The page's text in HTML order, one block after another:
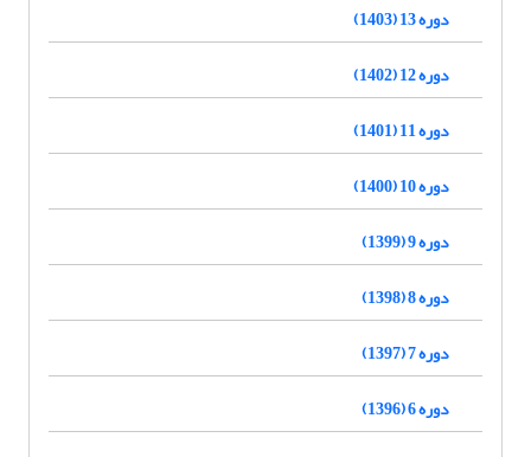
دوره 13 (1403)
دوره 12 (1402)
دوره 11 (1401)
دوره 10 (1400)
دوره 9 (1399)
دوره 8 (1398)
دوره 7 (1397)
دوره 6 (1396)